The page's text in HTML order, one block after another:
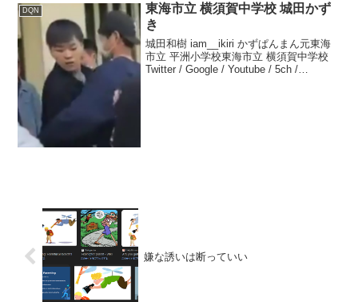
DQN
東海市立 横須賀中学校 城田かず
き
城田和樹 iam__ikiri かずぱんまん元東海
市立 平洲小学校東海市立 横須賀中学校
Twitter / Google / Youtube / 5ch /
嫌な誘いは断っていい